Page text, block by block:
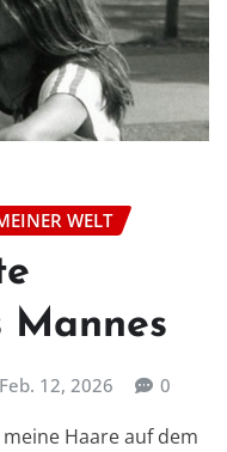
WELT
Mannes
Feb. 12, 2026 0
Haare auf dem